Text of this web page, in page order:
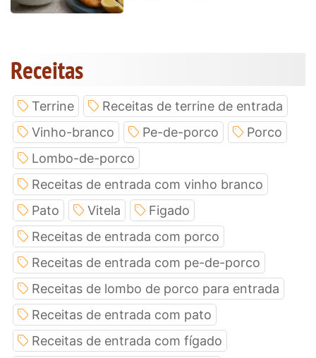
Receitas
Terrine
Receitas de terrine de entrada
Vinho-branco
Pe-de-porco
Porco
Lombo-de-porco
Receitas de entrada com vinho branco
Pato
Vitela
Figado
Receitas de entrada com porco
Receitas de entrada com pe-de-porco
Receitas de lombo de porco para entrada
Receitas de entrada com pato
Receitas de entrada com fígado